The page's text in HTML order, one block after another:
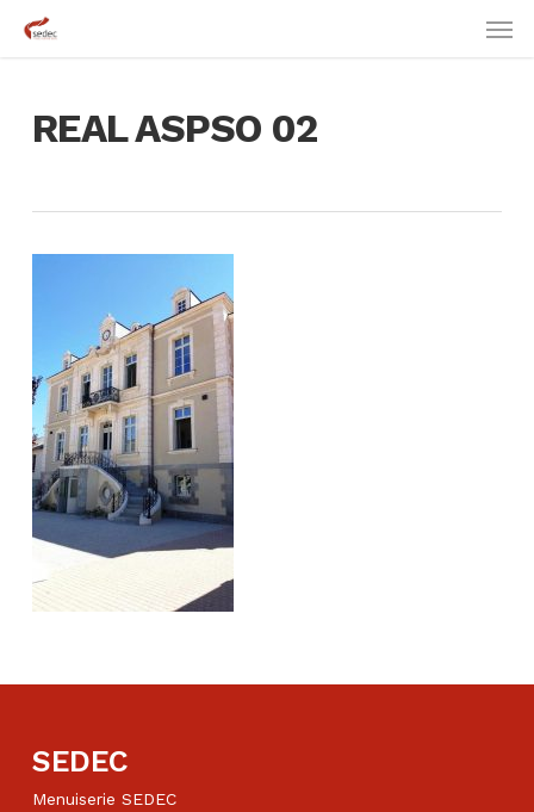
REAL ASPSO 02
SEDEC
Menuiserie SEDEC